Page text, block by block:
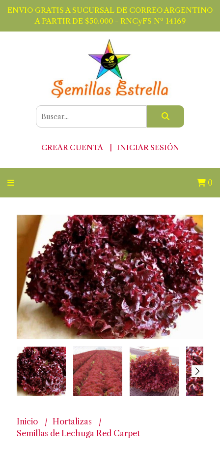
ENVIO GRATIS A SUCURSAL DE CORREO ARGENTINO
A PARTIR DE $50.000 - RNCyFS Nº 14169
CREAR CUENTA INICIAR SESIÓN
0
Inicio
Hortalizas
Semillas de Lechuga Red Carpet